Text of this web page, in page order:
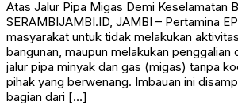
Atas Jalur Pipa Migas Demi Keselamatan
SERAMBIJAMBI.ID, JAMBI – Pertamina
masyarakat untuk tidak melakukan
bangunan, maupun melakukan penggalian
jalur pipa minyak dan gas (migas) tanpa
pihak yang berwenang. Imbauan ini
bagian dari […]